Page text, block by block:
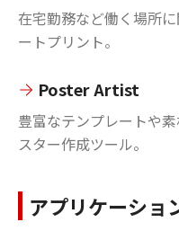
在宅勤務など働く場所
ートプリント。
Poster Artist
豊富なテンプレートや
スター作成ツール。
アプリケーショ